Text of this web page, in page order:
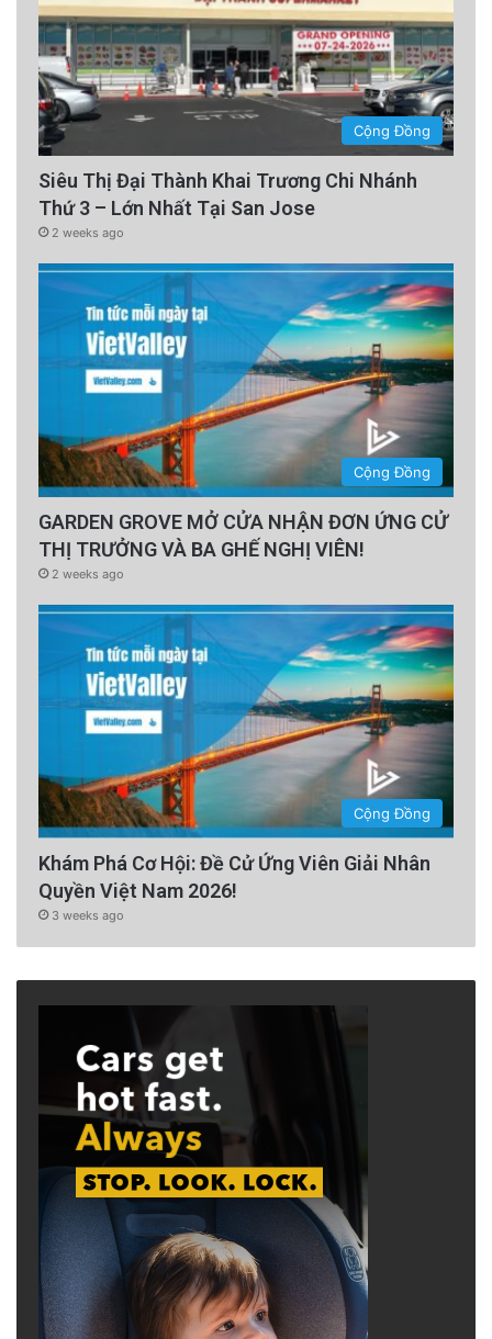
Cộng Đồng
Siêu Thị Đại Thành Khai Trương Chi Nhánh
Thứ 3 – Lớn Nhất Tại San Jose
2 weeks ago
Cộng Đồng
GARDEN GROVE MỞ CỬA NHẬN ĐƠN ỨNG CỬ
THỊ TRƯỞNG VÀ BA GHẾ NGHỊ VIÊN!
2 weeks ago
Cộng Đồng
Khám Phá Cơ Hội: Đề Cử Ứng Viên Giải Nhân
Quyền Việt Nam 2026!
3 weeks ago